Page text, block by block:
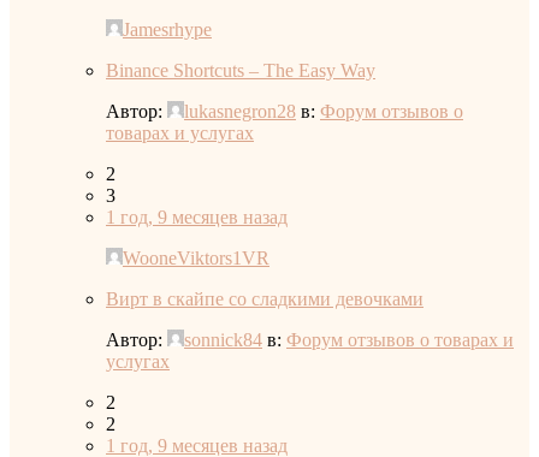
Jamesrhype
Binance Shortcuts – The Easy Way
Автор:
lukasnegron28 в: Форум отзывов о
товарах и услугах
2
3
1 год, 9 месяцев назад
WooneViktors1VR
Вирт в скайпе со сладкими девочками
Автор:
sonnick84 в: Форум отзывов о товарах и
услугах
2
2
1 год, 9 месяцев назад